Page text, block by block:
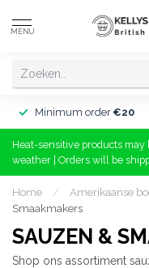
MENU
Minimum order €20
Heat-sensitive products
weather | Orders will be
Home / Amerikaanse
Smaakmakers
SAUZEN &
Shop ons assortiment